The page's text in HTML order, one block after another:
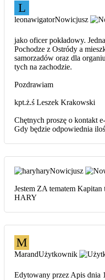
L
leonawigatorNowicjusz
jako oficer pokładowy.
Pochodze z Ostródy a
samorzadów oraz dla
tych na zachodzie.
Pozdrawiam
kpt.ż.ś Leszek Krakowski
Chętnych proszę o kontakt
Gdy będzie odpowiednia
haryNowicjusz
Jestem ZA tematem
HARY
M
MarandUżytkownik
Edytowany przez Apis dnia